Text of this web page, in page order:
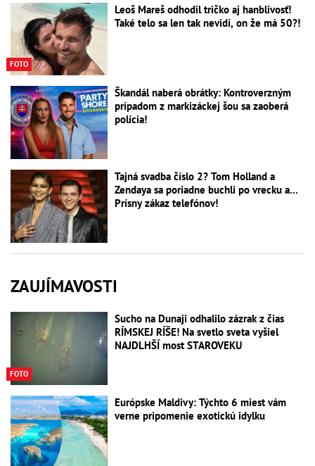
FOTO
Leoš Mareš odhodil tričko aj hanblivosť!
Také telo sa len tak nevidí, on že má 50?!
Škandál naberá obrátky: Kontroverzným
prípadom z markizáckej šou sa zaoberá
polícia!
Tajná svadba číslo 2? Tom Holland a
Zendaya sa poriadne buchli po vrecku a...
Prísny zákaz telefónov!
ZAUJÍMAVOSTI
FOTO
Sucho na Dunaji odhalilo zázrak z čias
RÍMSKEJ RÍŠE! Na svetlo sveta vyšiel
NAJDLHŠÍ most STAROVEKU
Európske Maldivy: Týchto 6 miest vám
verne pripomenie exotickú idylku